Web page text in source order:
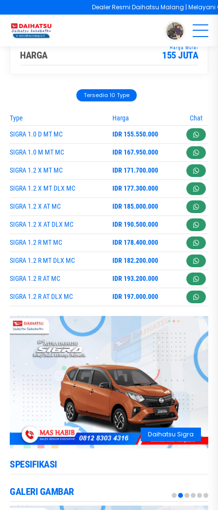
Beranda/ Model/Daihatsu Sigra
Dealer Resmi Daihatsu Malang | Melayani
HARGA 155 JUTA
Tersedia 10 Type
Type Harga Chat
SIGRA 1.0 D MT MC IDR 155.550.000
SIGRA 1.0 M MT MC IDR 167.950.000
SIGRA 1.2 X MT MC IDR 171.700.000
SIGRA 1.2 X MT DLX MC IDR 177.300.000
SIGRA 1.2 X AT MC IDR 185.000.000
SIGRA 1.2 X AT DLX MC IDR 190.500.000
SIGRA 1.2 R MT MC IDR 178.400.000
SIGRA 1.2 R MT DLX MC IDR 182.200.000
SIGRA 1.2 R AT MC IDR 193.200.000
SIGRA 1.2 R AT DLX MC IDR 197.000.000
Daihatsu Sigra
SPESIFIKASI
GALERI GAMBAR